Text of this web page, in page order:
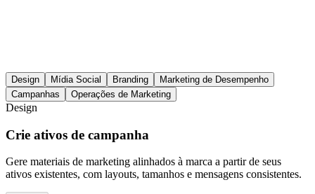
Design Mídia Social Branding
Marketing de Desempenho
Campanhas
Operações de Marketing
Design
Crie ativos de campanha
Gere materiais de marketing alinhados à marca a partir de seus
ativos existentes, com layouts, tamanhos e mensagens consistentes.